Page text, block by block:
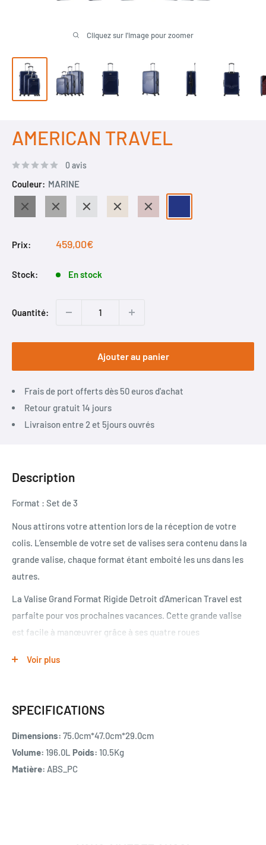
Cliquez sur l'image pour zoomer
AMERICAN TRAVEL
0 avis
Couleur: MARINE
NOIR
GRIS
FONCE
GRIS BEIGE
ROSE
DORE
Prix:
Prix
459,00€
Stock: En stock
Quantité:
Ajouter au panier
Frais de port offerts dès 50 euros d'achat
Retour gratuit 14 jours
Livraison entre 2 et 5jours ouvrés
Description
Format : Set de 3
Nous attirons votre attention lors de la réception de votre
colis. L’ensemble de votre set de valises sera contenu dans la
grande valise, chaque format étant emboité les uns dans les
autres.
La Valise Grand Format Rigide Detroit d'American Travel est
parfaite pour vos prochaines vacances. Cette grande valise
est facile à manœuvrer grâce à ses quatre roues
sur les côtés et le dessus pour faciliter le transport.
Marque AMERICAN TRAVEL
Revêtement extérieur : ABS_PC, léger et résistant
Voir plus
SPECIFICATIONS
Dimensions: 75.0cm*47.0cm*29.0cm
Volume: 196.0L Poids: 10.5Kg
Matière: ABS_PC